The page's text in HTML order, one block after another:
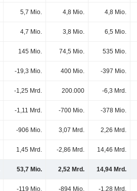
5,7 Mio. 4,8 Mio. 4,8 Mio.
4,7 Mio. 3,8 Mio. 6,5 Mio.
145 Mio. 74,5 Mio. 535 Mio.
-19,3 Mio. 400 Mio. -397 Mio.
-1,25 Mrd. 200.000 -6,3 Mrd.
-1,11 Mrd. -700 Mio. -378 Mio.
-906 Mio. 3,07 Mrd. 2,26 Mrd.
1,45 Mrd. -2,86 Mrd. 14,46 Mrd.
53,7 Mio. 2,52 Mrd. 14,94 Mrd.
-119 Mio. -894 Mio. -1,28 Mrd.